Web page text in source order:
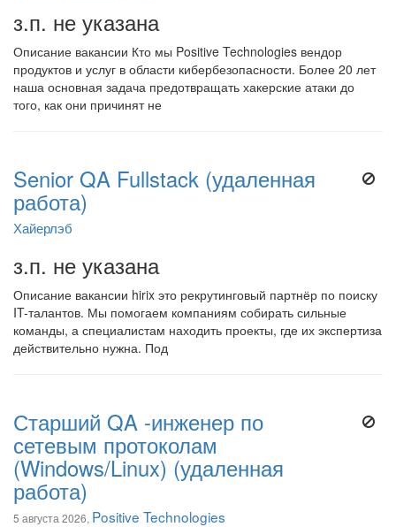
з.п. не указана
Описание вакансии Кто мы Positive Technologies вендор
продуктов и услуг в области кибербезопасности. Более 20 лет
наша основная задача предотвращать хакерские атаки до
того, как они причинят не
Senior QA Fullstack (удаленная
работа)
Хайерлэб
з.п. не указана
Описание вакансии hirix это рекрутинговый партнёр по поиску
IT-талантов. Мы помогаем компаниям собирать сильные
команды, а специалистам находить проекты, где их экспертиза
действительно нужна. Под
Старший QA -инженер по
сетевым протоколам
(Windows/Linux) (удаленная
работа)
5 августа 2026, Positive Technologies